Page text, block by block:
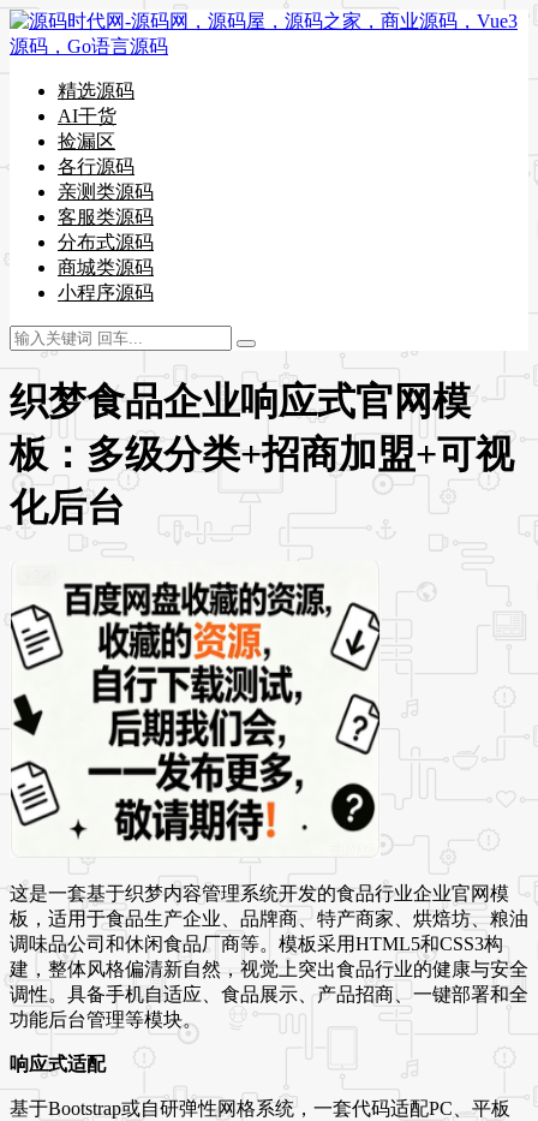
精选源码
AI干货
捡漏区
各行源码
亲测类源码
客服类源码
分布式源码
商城类源码
小程序源码
织梦食品企业响应式官网模
板：多级分类+招商加盟+可视
化后台
这是一套基于织梦内容管理系统开发的食品行业企业官网模
板，适用于食品生产企业、品牌商、特产商家、烘焙坊、粮油
调味品公司和休闲食品厂商等。模板采用HTML5和CSS3构
建，整体风格偏清新自然，视觉上突出食品行业的健康与安全
调性。具备手机自适应、食品展示、产品招商、一键部署和全
功能后台管理等模块。
响应式适配
基于Bootstrap或自研弹性网格系统，一套代码适配PC、平板